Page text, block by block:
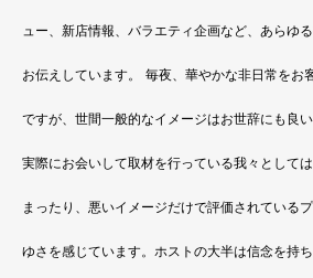
ュー、新店情報、バラエティ企画など、あらゆ
お伝えしています。 毎夜、華やかな非日常をお
ですが、世間一般的なイメージはお世辞にも良
実際にお会いして取材を行っている我々として
まったり、悪いイメージだけで評価されている
ゆさを感じています。ホストの大半は信念を持